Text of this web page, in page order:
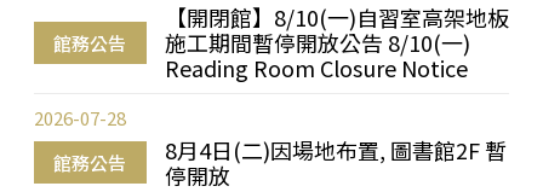
館務公告
【開閉館】8/10(一)自習室高架地板
施工期間暫停開放公告 8/10(一)
Reading Room Closure Notice
館務公告
8月4日(二)因場地布置, 圖書館2F 暫
停開放
2026-07-28